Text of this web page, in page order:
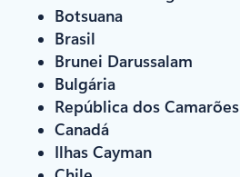
Botsuana
Brasil
Brunei Darussalam
Bulgária
República dos Camarões
Canadá
Ilhas Cayman